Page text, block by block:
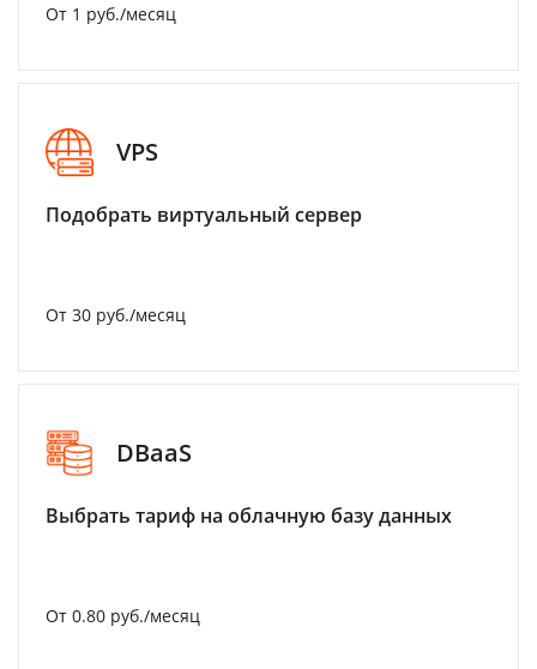
От 1 руб./месяц
VPS
Подобрать виртуальный сервер
От 30 руб./месяц
DBaaS
Выбрать тариф на облачную базу данных
От 0.80 руб./месяц